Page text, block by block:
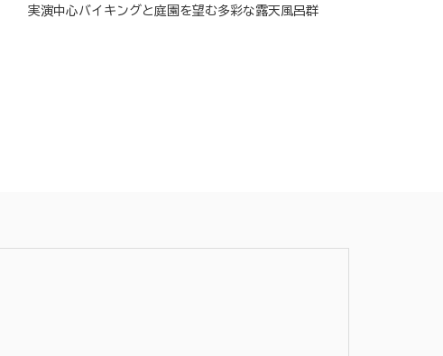
実演中心バイキングと庭園を望む多彩な露天風呂群